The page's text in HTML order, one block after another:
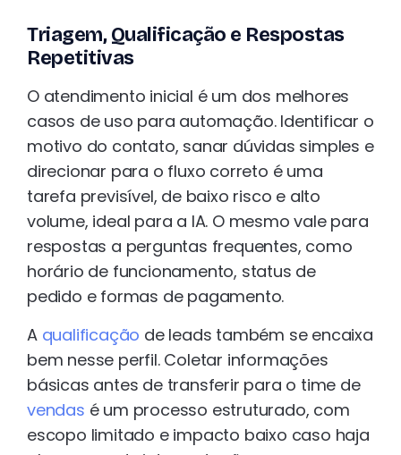
Triagem, Qualificação e Respostas
Repetitivas
O atendimento inicial é um dos melhores
casos de uso para automação. Identificar o
motivo do contato, sanar dúvidas simples e
direcionar para o fluxo correto é uma
tarefa previsível, de baixo risco e alto
volume, ideal para a IA. O mesmo vale para
respostas a perguntas frequentes, como
horário de funcionamento, status de
pedido e formas de pagamento.
A qualificação de leads também se encaixa
bem nesse perfil. Coletar informações
básicas antes de transferir para o time de
vendas é um processo estruturado, com
escopo limitado e impacto baixo caso haja